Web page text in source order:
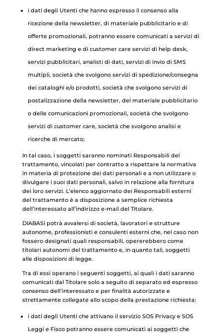
i dati degli Utenti che hanno espresso il consenso alla
ricezione della newsletter, di materiale pubblicitario e di
offerte promozionali, potranno essere comunicati a servizi di
direct marketing e di customer care servizi di help desk,
servizi pubblicitari, analisti di dati, servizi di invio di SMS
multipli, società che svolgono servizi di spedizione/consegna
dei cataloghi e/o prodotti, società che svolgono servizi di
postalizzazione della newsletter, del materiale pubblicitario
o delle comunicazioni promozionali, società che svolgono
servizi di customer care, società che svolgono analisi e
ricerche di mercato;
In tal caso, i soggetti saranno nominati Responsabili del
trattamento, vincolati per contratto a rispettare la normativa
in materia di protezione dei dati personali e a non utilizzare o
divulgare i suoi dati personali, salvo in relazione alla fornitura
dei loro servizi. L’elenco aggiornato dei Responsabili esterni
del trattamento è a disposizione a semplice richiesta
dell’interessato all’indirizzo e-mail del Titolare.
DIABASI potrà avvalersi di società, lavoratori e strutture
autonome, professionisti e consulenti esterni che, nel caso non
fossero designati quali responsabili, opererebbero come
titolari autonomi del trattamento e, in quanto tali, soggetti
alle disposizioni di legge.
Tra di essi operano i seguenti soggetti, ai quali i dati saranno
comunicati dal Titolare solo a seguito di separato ed espresso
consenso dell’interessato e per finalità autorizzate e
strettamente collegate allo scopo della prestazione richiesta:
i dati degli Utenti che attivano il servizio SOS Privacy e SOS
Leggi e Fisco potranno essere comunicati ai soggetti che